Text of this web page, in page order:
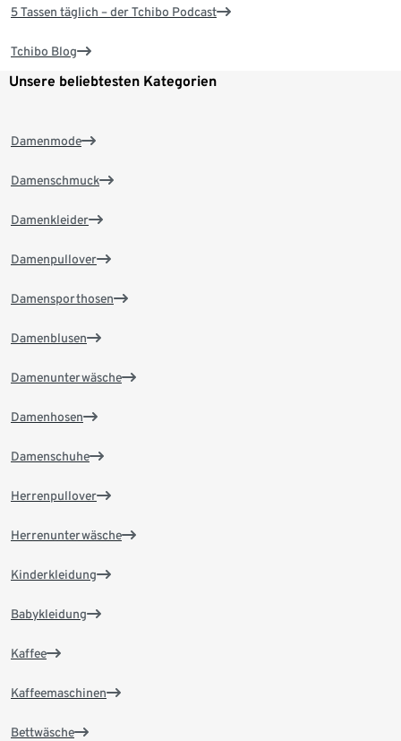
5 Tassen täglich – der Tchibo Podcast
Tchibo Blog
Unsere beliebtesten Kategorien
Damenmode
Damenschmuck
Damenkleider
Damenpullover
Damensporthosen
Damenblusen
Damenunterwäsche
Damenhosen
Damenschuhe
Herrenpullover
Herrenunterwäsche
Kinderkleidung
Babykleidung
Kaffee
Kaffeemaschinen
Bettwäsche